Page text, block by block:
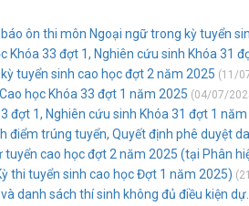
ôn thi môn Ngoại ngữ trong kỳ tuyển
33 đợt 1, Nghiên cứu sinh Khóa 31
tuyển sinh cao học đợt 2 năm 2025 (11/
học Khóa 33 đợt 1 năm 2025 (04/07/
đợt 1, Nghiên cứu sinh Khóa 31 đợt 1 năm
trúng tuyển, Quyết định phê duyệt
cao học đợt 2 năm 2025 (tại Phân
thi tuyển sinh cao học Đợt 1 năm 2025)
danh sách thí sinh không đủ điều kiện dự...